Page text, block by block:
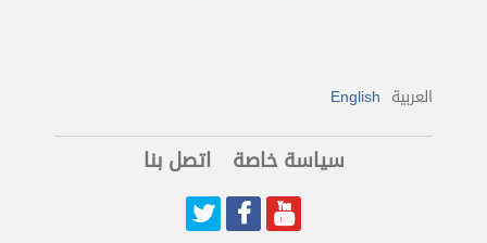
العربية English
سياسة خاصة اتصل بنا